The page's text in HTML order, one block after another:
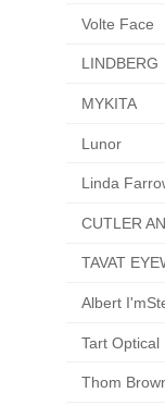
Volte Face
LINDBERG
MYKITA
Lunor
Linda
CUTLER
TAVAT
Albert
Tart Optical
Thom